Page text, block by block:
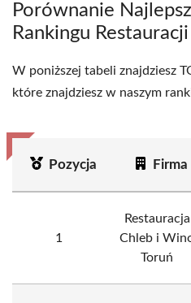
Porównanie
Rankingu
W poniższej tabeli znajdziesz
które znajdziesz w naszym
Pozycja Firma
1
Restauracja
Chleb i
Toruń